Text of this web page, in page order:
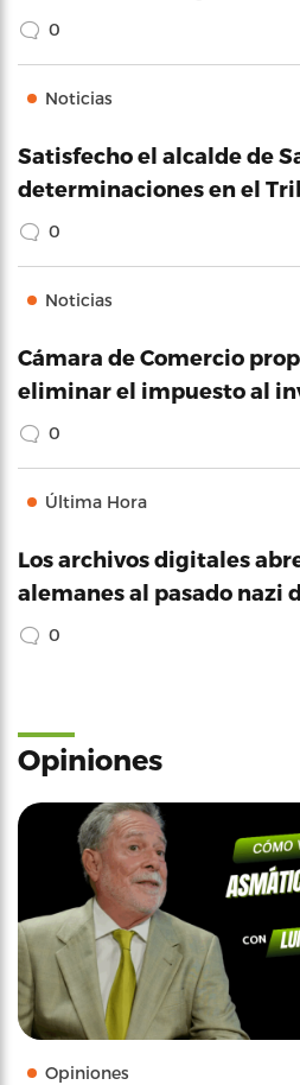
0
Noticias
Satisfecho el alcalde de
determinaciones en el
0
Noticias
Cámara de Comercio
eliminar el impuesto al
0
Última Hora
Los archivos digitales
alemanes al pasado nazi
0
Opiniones
Opiniones